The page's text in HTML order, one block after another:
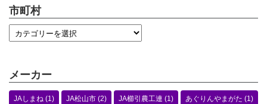
市町村
メーカー
JAしまね (1) JA松山市 (2) JA櫛引農工連 (1) あぐりんやまがた (1)